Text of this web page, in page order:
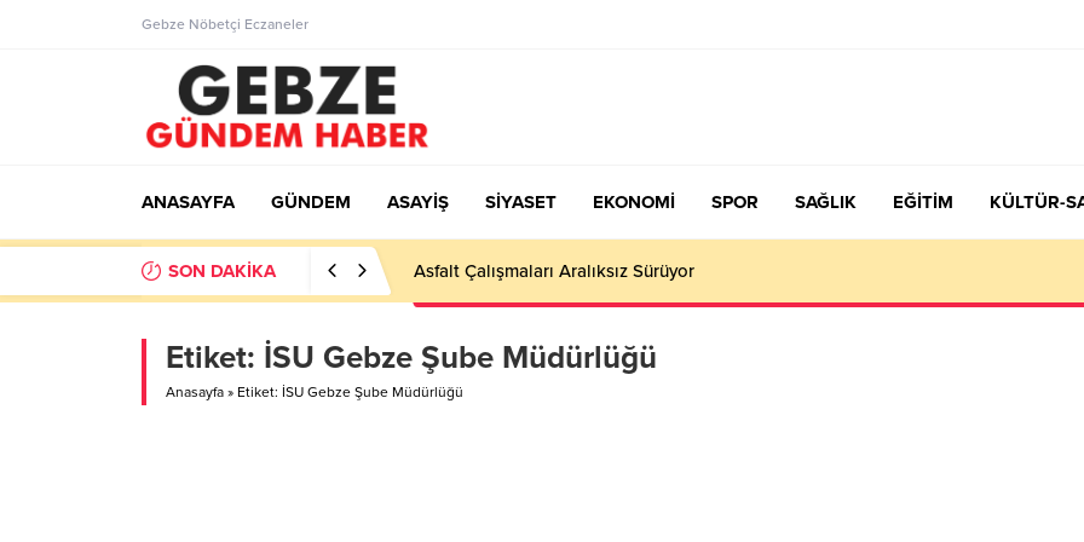
Gebze Nöbetçi Eczaneler
ANASAYFA GÜNDEM ASAYİŞ SİYASET EKONOMİ SPOR SAĞLIK EĞİTİM KÜLTÜR-
SON DAKİKA Asfalt Çalışmaları Aralıksız Sürüyor
Etiket: İSU Gebze Şube Müdürlüğü
Anasayfa » Etiket: İSU Gebze Şube Müdürlüğü